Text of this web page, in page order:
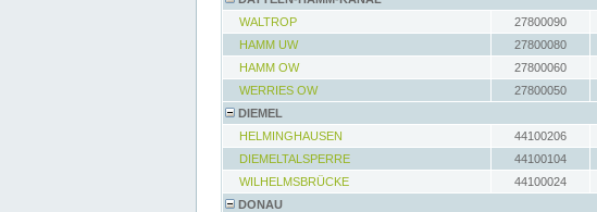
WALTROP
27800090
HAMM UW
27800080
HAMM OW
27800060
WERRIES OW
27800050
DIEMEL
HELMINGHAUSEN
44100206
DIEMELTALSPERRE
44100104
WILHELMSBRÜCKE
44100024
DONAU